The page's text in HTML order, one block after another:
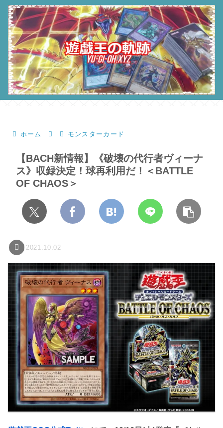
ホーム モンスターカード
【BACH新情報】《破壊の代行者ヴィーナ
ス》収録決定！球再利用だ！＜BATTLE
OF CHAOS＞
2021.10.02